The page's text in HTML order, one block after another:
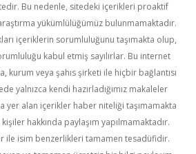
Bu nedenle, sitedeki içerikleri proaktif
yükümlülüğümüz bulunmamaktadır.
içeriklerin sorumluluğunu taşımakta olup,
kabul etmiş sayılırlar. Bu internet
kurum veya şahıs şirketi ile hiçbir bağlantısı
yalnızca kendi hazırladığımız makaleler
yer alan içerikler haber niteliği taşımamakta
hakkında paylaşım yapılmamaktadır.
ile isim benzerlikleri tamamen tesadüfidir.